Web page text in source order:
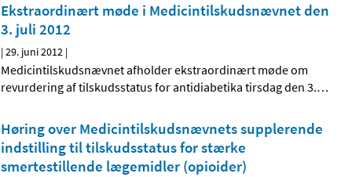
Ekstraordinært møde i Medicintilskudsnævnet den
3. juli 2012
|29. juni 2012 |
Medicintilskudsnævnet afholder ekstraordinært møde om
revurdering af tilskudsstatus for antidiabetika tirsdag den 3.…
Høring over Medicintilskudsnævnets supplerende
indstilling til tilskudsstatus for stærke
smertestillende lægemidler (opioider)